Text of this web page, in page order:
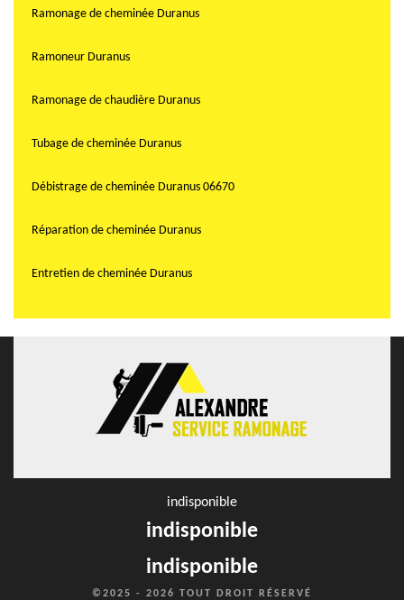
Ramonage de cheminée Duranus
Ramoneur Duranus
Ramonage de chaudière Duranus
Tubage de cheminée Duranus
Débistrage de cheminée Duranus 06670
Réparation de cheminée Duranus
Entretien de cheminée Duranus
indisponible
indisponible
indisponible
©2025 - 2026 TOUT DROIT RÉSERVÉ